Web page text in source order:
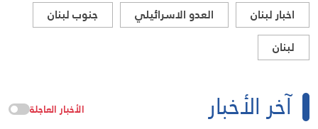
اخبار لبنان العدو الاسرائيلي
جنوب لبنان
لبنان
آخر الأخبار الأخبار العاجلة